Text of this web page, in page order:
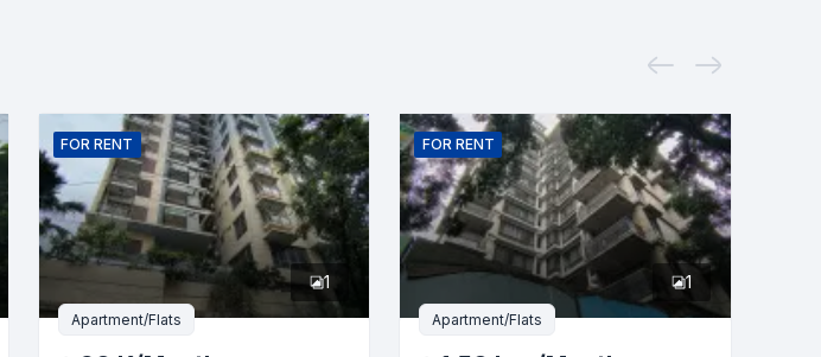
ইমেইল
FOR RENT
1
Apartment/Flats
FOR RENT
1
Apartment/Flats